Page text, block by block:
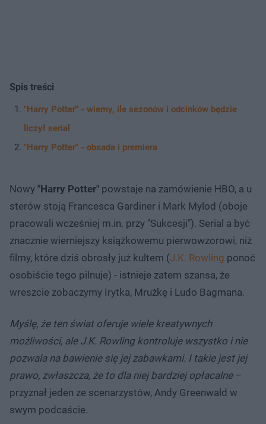
Spis treści
"Harry Potter" - wiemy, ile sezonów i odcinków będzie
liczył serial
"Harry Potter" - obsada i premiera
Nowy "Harry Potter" powstaje na zamówienie HBO, a u
sterów stoją Francesca Gardiner i Mark Mylod (oboje
pracowali wcześniej m.in. przy "Sukcesji"). Serial a być
znacznie wierniejszy książkowemu pierwowzorowi, niż
filmy, które dziś obrosły już kultem (J.K. Rowling ponoć
osobiście tego pilnuje) - istnieje zatem szansa, że
wreszcie zobaczymy Irytka, Mrużkę i Ludo Bagmana.
Myślę, że ten świat oferuje wiele kreatywnych
możliwości, ale J.K. Rowling kontroluje wszystko i nie
pozwala na bawienie się jej zabawkami. I takie jest jej
prawo, zwłaszcza, że to dla niej bardziej opłacalne–
przyznał jeden ze scenarzystów, Andy Greenwald w
swym podcaście.